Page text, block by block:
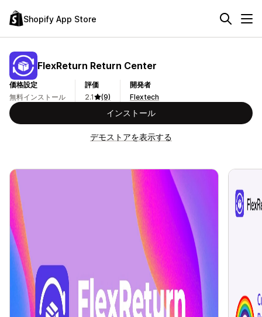
Shopify App Store
FlexReturn Return Center
価格設定
無料インストール
評価
2.1
(9)
開発者
Flextech
インストール
デモストアを表示する